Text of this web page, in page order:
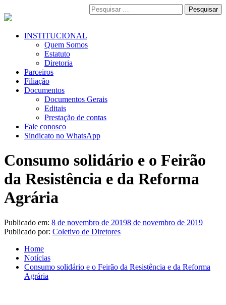
para
conteúdo
Pesquisar
por:
Menu
INSTITUCIONAL
Quem Somos
Estatuto
Diretoria
Parceiros
Filiação
Documentos
Documentos Gerais
Editais
Prestação de contas
Fale conosco
Sindicato no WhatsApp
Consumo solidário e o Feirão
da Resistência e da Reforma
Agrária
Publicado em: 8 de novembro de 20198 de novembro de 2019
Publicado por: Coletivo de Diretores
Home
Notícias
Consumo solidário e o Feirão da Resistência e da Reforma
Agrária